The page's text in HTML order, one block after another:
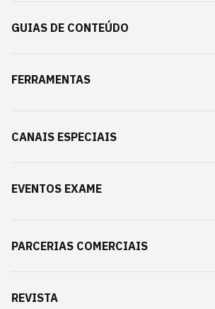
GUIAS DE CONTEÚDO
FERRAMENTAS
CANAIS ESPECIAIS
EVENTOS EXAME
PARCERIAS COMERCIAIS
REVISTA